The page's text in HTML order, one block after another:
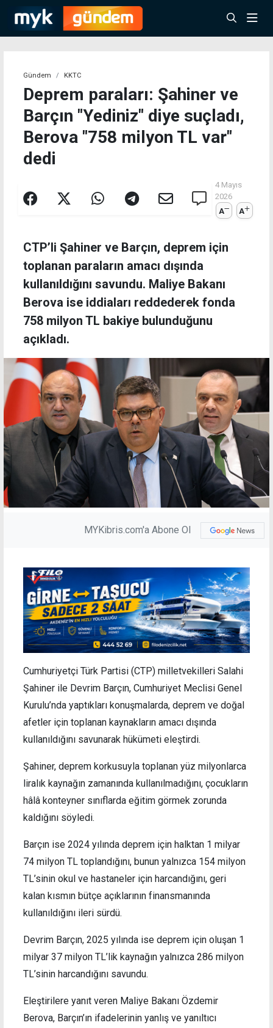
Gündem KKTC
Deprem paraları: Şahiner ve
Barçın "Yediniz" diye suçladı,
Berova "758 milyon TL var"
dedi
4 Mayıs
2026
A
A
CTP’li Şahiner ve Barçın, deprem için
toplanan paraların amacı dışında
kullanıldığını savundu. Maliye Bakanı
Berova ise iddiaları reddederek fonda
758 milyon TL bakiye bulunduğunu
açıkladı.
MYKibris.com'a Abone Ol
Cumhuriyetçi Türk Partisi (CTP) milletvekilleri Salahi
Şahiner ile Devrim Barçın, Cumhuriyet Meclisi Genel
Kurulu’nda yaptıkları konuşmalarda, deprem ve doğal
afetler için toplanan kaynakların amacı dışında
kullanıldığını savunarak hükümeti eleştirdi.
Şahiner, deprem korkusuyla toplanan yüz milyonlarca
liralık kaynağın zamanında kullanılmadığını, çocukların
hâlâ konteyner sınıflarda eğitim görmek zorunda
kaldığını söyledi.
Barçın ise 2024 yılında deprem için halktan 1 milyar
74 milyon TL toplandığını, bunun yalnızca 154 milyon
TL’sinin okul ve hastaneler için harcandığını, geri
kalan kısmın bütçe açıklarının finansmanında
kullanıldığını ileri sürdü.
Devrim Barçın, 2025 yılında ise deprem için oluşan 1
milyar 37 milyon TL’lik kaynağın yalnızca 286 milyon
TL’sinin harcandığını savundu.
Eleştirilere yanıt veren Maliye Bakanı Özdemir
Berova, Barçın’ın ifadelerinin yanlış ve yanıltıcı